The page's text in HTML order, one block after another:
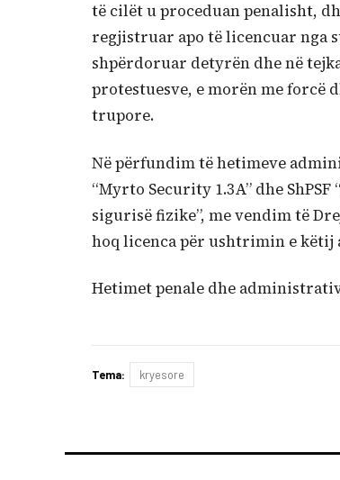
të cilët u proceduan penalisht,
regjistruar apo të licencuar nga
shpërdoruar detyrën dhe në
protestuesve, e morën me forcë
trupore.
Në përfundim të hetimeve
“Myrto Security 1.3A” dhe
sigurisë fizike”, me vendim të
hoq licenca për ushtrimin e
Hetimet penale dhe
Tema: kryesore